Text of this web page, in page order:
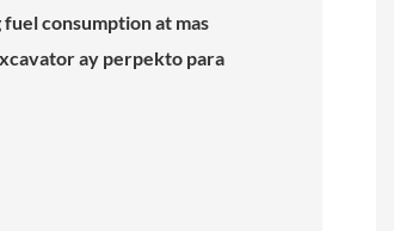
fuel consumption at mas
ay perpekto para